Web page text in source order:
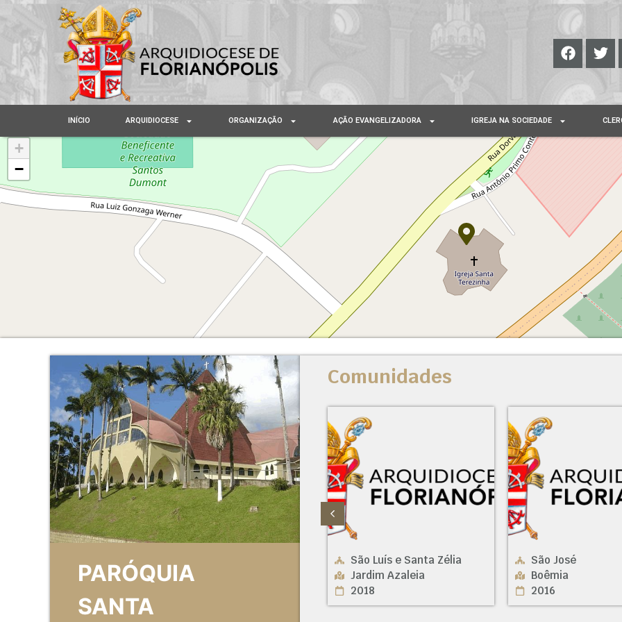
INÍCIO ARQUIDIOCESE ORGANIZAÇÃO AÇÃO EVANGELIZADORA IGREJA NA SOCIEDADE
+
−
PARÓQUIA
SANTA
Comunidades
Santa Teresinha
Jardim Azaleia
São José
Boêmia
2016
Nossa Senhora
Perpétuo
Limoeiro
2013